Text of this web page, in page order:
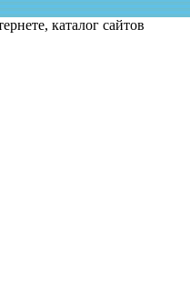
каталог сайтов